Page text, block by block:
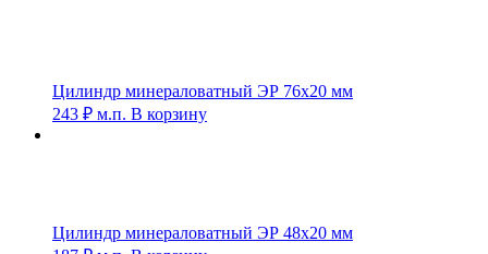
Цилиндр минераловатный ЭР 76х20 мм
243 ₽ м.п. В корзину
Цилиндр минераловатный ЭР 48х20 мм